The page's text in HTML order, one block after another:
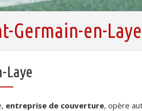
Germain-en-
Laye
entreprise de couverture, opère